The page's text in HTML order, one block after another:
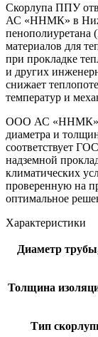
Скорлупа ППУ
АС «ННМК» в
материалов для
при прокладке
и других
снижает
температур и
ООО АС «ННМК»
диаметра и
соответствует
надземной
климатических
проверенную на
оптимальное
Характеристики
Диаметр
Толщина
Тип